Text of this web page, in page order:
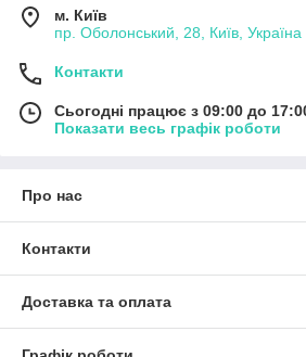
м. Київ
пр. Оболонський, 28, Київ, Україна
Контакти
Сьогодні працює з 09:00 до
Показати весь графік роботи
Про нас
Контакти
Доставка та оплата